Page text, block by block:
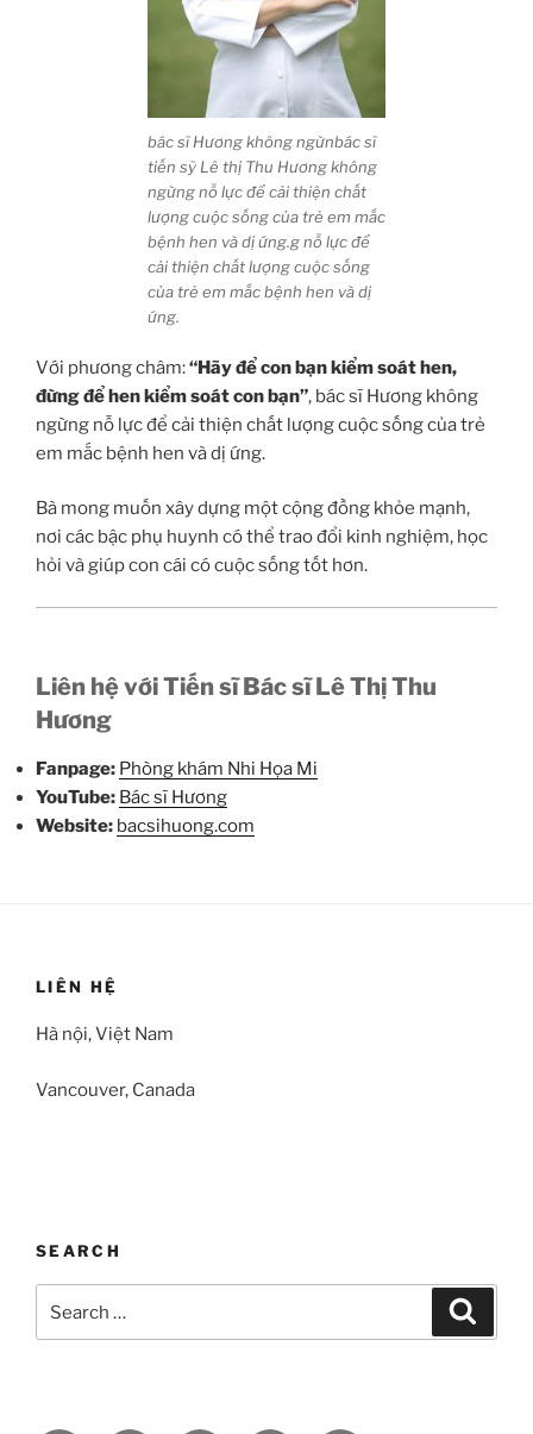
bác sĩ Hương không ngừnbác sĩ
tiến sỹ Lê thị Thu Hương không
ngừng nỗ lực để cải thiện chất
lượng cuộc sống của trẻ em mắc
bệnh hen và dị ứng.g nỗ lực để
cải thiện chất lượng cuộc sống
của trẻ em mắc bệnh hen và dị
ứng.
Với phương châm:“Hãy để con bạn kiểm soát hen,
đừng để hen kiểm soát con bạn”, bác sĩ Hương không
ngừng nỗ lực để cải thiện chất lượng cuộc sống của trẻ
em mắc bệnh hen và dị ứng.
Bà mong muốn xây dựng một cộng đồng khỏe mạnh,
nơi các bậc phụ huynh có thể trao đổi kinh nghiệm, học
hỏi và giúp con cái có cuộc sống tốt hơn.
Liên hệ với Tiến sĩ Bác sĩ Lê Thị Thu
Hương
Fanpage: Phòng khám Nhi Họa Mi
YouTube: Bác sĩ Hương
Website: bacsihuong.com
LIÊN HỆ
Hà nội, Việt Nam
Vancouver, Canada
SEARCH
for: